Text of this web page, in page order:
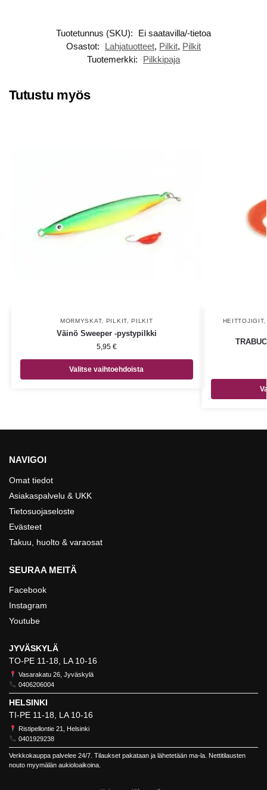
Tuotetunnus (SKU):
Ei saatavilla/-tietoa
Osastot:
Lahjatuotteet, Pilkit, Pilkit
Tuotemerkki:
Pilkkipaja
Tutustu myös
MORMYSKAT, PILKIT,PILKIT
Väinö Sweeper -pystypilkki
5,95 €
Valitse vaihtoehdoista
HEITTOJIGIT
NAVIGOI
Omat tiedot
Asiakaspalvelu & UKK
Tietosuojaseloste
Evästeet
Takuu, huolto & varaosat
SEURAA MEITÄ
Facebook
Instagram
Youtube
JYVÄSKYLÄ
TO-PE 11-18, LA 10-16
Vasarakatu 26, Jyväskylä
0406206004
HELSINKI
TI-PE 11-18, LA 10-16
Ristipellontie 21, Helsinki
0401929238
Verkkokauppa palvelee 24/7. Tilaukset pakataan ja lähetetään ma-la. Nettitilausten
nouto myymälän aukioloaikoina.